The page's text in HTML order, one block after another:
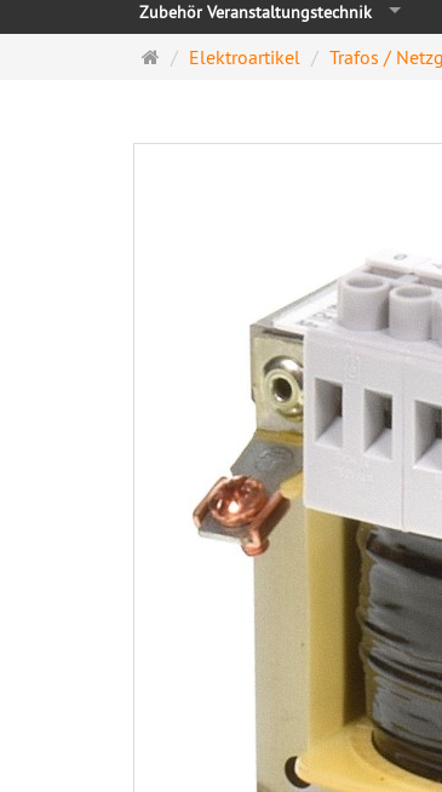
Zubehör Veranstaltungstechnik
Startseite
Elektroartikel Trafos /